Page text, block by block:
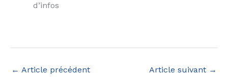
d’infos
← Article précédent Article suivant →